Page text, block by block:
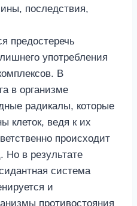
последствия,
предостеречь
употребления
В
в организме
радикалы, которые
клеток, ведя к их
происходит
в результате
система
и
противостояния